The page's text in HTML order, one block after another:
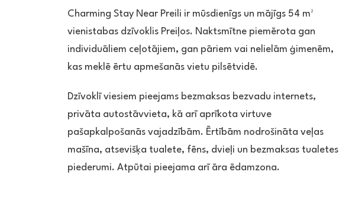
Charming Stay Near Preili ir mūsdienīgs un mājīgs 54 m²
vienistabas dzīvoklis Preiļos. Naktsmītne piemērota gan
individuāliem ceļotājiem, gan pāriem vai nelielām ģimenēm,
kas meklē ērtu apmešanās vietu pilsētvidē.
Dzīvoklī viesiem pieejams bezmaksas bezvadu internets,
privāta autostāvvieta, kā arī aprīkota virtuve
pašapkalpošanās vajadzībām. Ērtībām nodrošināta veļas
mašīna, atsevišķa tualete, fēns, dvieļi un bezmaksas tualetes
piederumi. Atpūtai pieejama arī āra ēdamzona.